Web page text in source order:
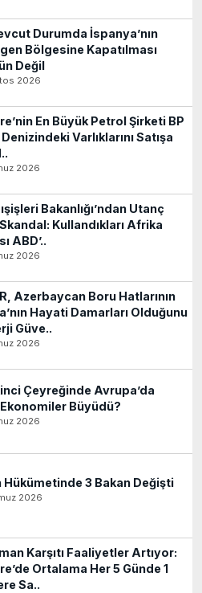
Durumda İspanya’nın
Bölgesine Kapatılması
Değil
2026
En Büyük Petrol Şirketi BP
Varlıklarını Satışa
2026
Bakanlığı’ndan Utanç
Kullandıkları Afrika
ABD’..
2026
Azerbaycan Boru Hatlarının
Hayati Damarları Olduğunu
Güve..
2026
Çeyreğinde Avrupa’da
Büyüdü?
2026
Hükümetinde 3 Bakan Değişti
2026
Karşıtı Faaliyetler Artıyor:
Ortalama Her 5 Günde 1
Sa..